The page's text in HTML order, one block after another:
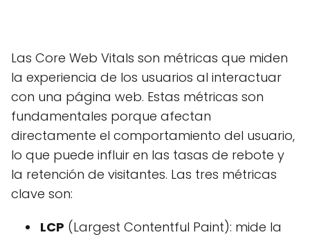
Las Core Web Vitals son métricas que miden
la experiencia de los usuarios al interactuar
con una página web. Estas métricas son
fundamentales porque afectan
directamente el comportamiento del usuario,
lo que puede influir en las tasas de rebote y
la retención de visitantes. Las tres métricas
clave son:
LCP (Largest Contentful Paint): mide la